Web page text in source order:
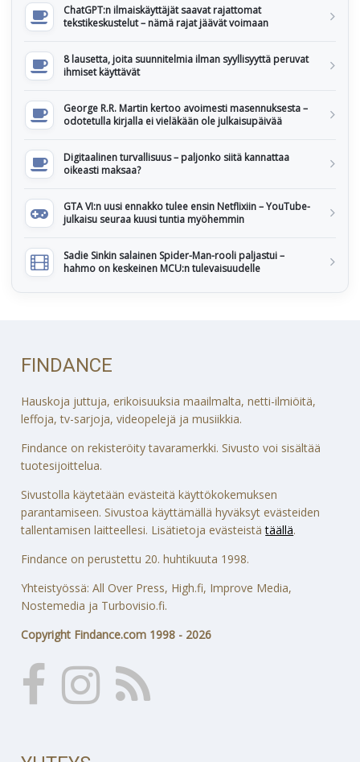
ChatGPT:n ilmaiskäyttäjät saavat rajattomat
tekstikeskustelut – nämä rajat jäävät voimaan
8 lausetta, joita suunnitelmia ilman syyllisyyttä peruvat
ihmiset käyttävät
George R.R. Martin kertoo avoimesti masennuksesta –
odotetulla kirjalla ei vieläkään ole julkaisupäivää
Digitaalinen turvallisuus – paljonko siitä kannattaa
oikeasti maksaa?
GTA VI:n uusi ennakko tulee ensin Netflixiin – YouTube-
julkaisu seuraa kuusi tuntia myöhemmin
Sadie Sinkin salainen Spider-Man-rooli paljastui –
hahmo on keskeinen MCU:n tulevaisuudelle
FINDANCE
Hauskoja juttuja, erikoisuuksia maailmalta, netti-ilmiöitä,
leffoja, tv-sarjoja, videopelejä ja musiikkia.
Findance on rekisteröity tavaramerkki. Sivusto voi sisältää
tuotesijoittelua.
Sivustolla käytetään evästeitä käyttökokemuksen
parantamiseen. Sivustoa käyttämällä hyväksyt evästeiden
tallentamisen laitteellesi. Lisätietoja evästeistätäällä.
Findance on perustettu 20. huhtikuuta 1998.
Yhteistyössä: All Over Press, High.fi, Improve Media,
Nostemedia ja Turbovisio.fi.
Copyright Findance.com 1998 - 2026